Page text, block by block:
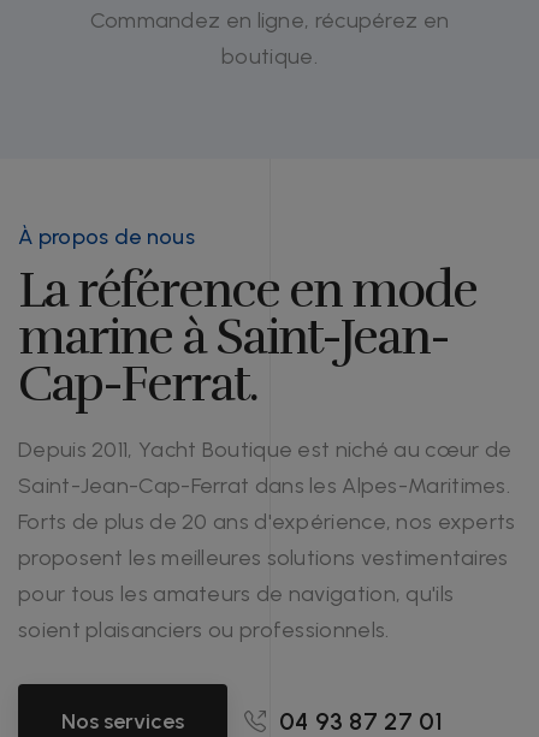
Commandez en ligne, récupérez en
boutique.
À propos de nous
La référence en mode
marine à Saint-Jean-
Cap-Ferrat.
Depuis 2011, Yacht Boutique est niché au cœur de
Saint-Jean-Cap-Ferrat dans les Alpes-Maritimes.
Forts de plus de 20 ans d'expérience, nos experts
proposent les meilleures solutions vestimentaires
pour tous les amateurs de navigation, qu'ils
soient plaisanciers ou professionnels.
Nos services 04 93 87 27 01